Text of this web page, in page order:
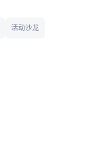
活动沙龙